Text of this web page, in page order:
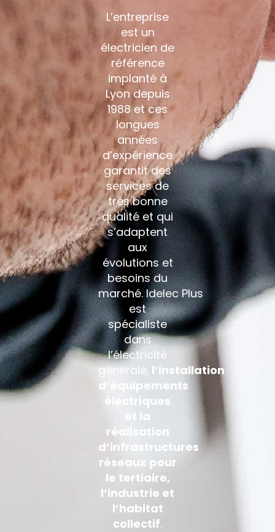
L’entreprise
est un
électricien de
référence
implanté à
Lyon depuis
1988 et ces
longues
années
d’expérience
garantit des
services de
très bonne
qualité et qui
s’adaptent
aux
évolutions et
besoins du
marché. Idelec Plus
est
spécialiste
dans
l’électricité
générale, l’installation
d’équipements
électriques
et la
réalisation
d’infrastructures
réseaux pour
le tertiaire,
l’industrie et
l’habitat
collectif.